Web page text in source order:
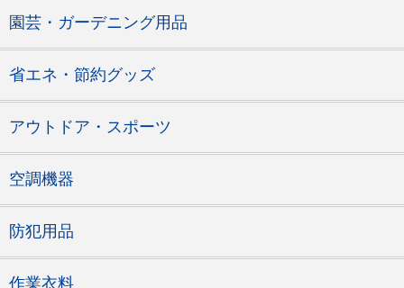
園芸・ガーデニング用品
省エネ・節約グッズ
アウトドア・スポーツ
空調機器
防犯用品
作業衣料